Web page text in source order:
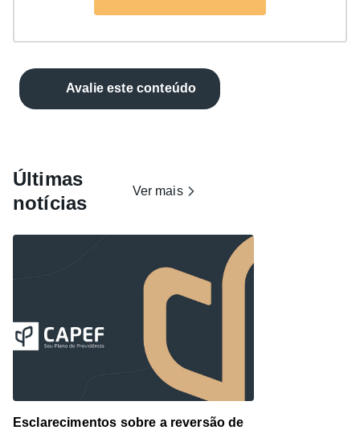
Avalie este conteúdo
Últimas
notícias
Ver mais
Esclarecimentos sobre a reversão de